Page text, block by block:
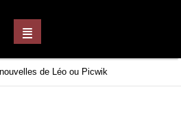
de Léo ou Picwik